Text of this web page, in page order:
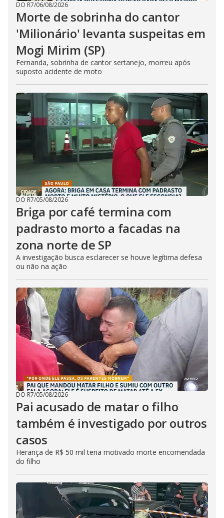
DO R7/06/08/2026
Morte de sobrinha do cantor
'Milionário' levanta suspeitas em
Mogi Mirim (SP)
Fernanda, sobrinha de cantor sertanejo, morreu após
suposto acidente de moto
DO R7/05/08/2026
Briga por café termina com
padrasto morto a facadas na
zona norte de SP
A investigação busca esclarecer se houve legítima defesa
ou não na ação
DO R7/05/08/2026
Pai acusado de matar o filho
também é investigado por outros
casos
Herança de R$ 50 mil teria motivado morte encomendada
do filho